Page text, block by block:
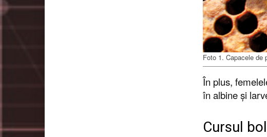
Foto 1. Capacele de
În plus,
în albine și
Cursul